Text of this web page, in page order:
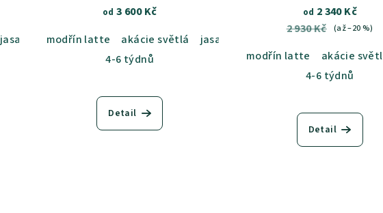
jasan šedý dub sametový dub kansas dub harmony
od 3 600 Kč
modřín latte
akácie světlá jasan šedý
4-6 týdnů
Detail
od 2 340 Kč
2 930 Kč (až –20 %)
modřín latte akácie
4-6 týdnů
Detail